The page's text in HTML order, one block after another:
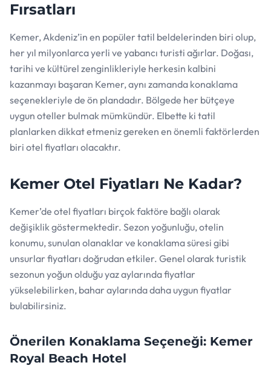
Fırsatları
Kemer, Akdeniz’in en popüler tatil beldelerinden biri olup,
her yıl milyonlarca yerli ve yabancı turisti ağırlar. Doğası,
tarihi ve kültürel zenginlikleriyle herkesin kalbini
kazanmayı başaran Kemer, aynı zamanda konaklama
seçenekleriyle de ön plandadır. Bölgede her bütçeye
uygun oteller bulmak mümkündür. Elbette ki tatil
planlarken dikkat etmeniz gereken en önemli faktörlerden
biri otel fiyatları olacaktır.
Kemer Otel Fiyatları Ne Kadar?
Kemer’de otel fiyatları birçok faktöre bağlı olarak
değişiklik göstermektedir. Sezon yoğunluğu, otelin
konumu, sunulan olanaklar ve konaklama süresi gibi
unsurlar fiyatları doğrudan etkiler. Genel olarak turistik
sezonun yoğun olduğu yaz aylarında fiyatlar
yükselebilirken, bahar aylarında daha uygun fiyatlar
bulabilirsiniz.
Önerilen Konaklama Seçeneği: Kemer
Royal Beach Hotel